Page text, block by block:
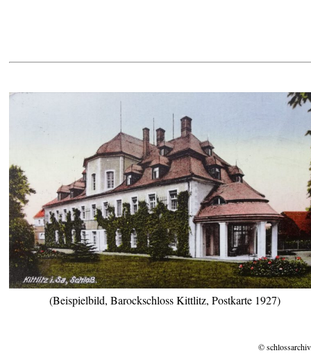
(Beispielbild, Barockschloss Kittlitz, Postkarte 1927)
©